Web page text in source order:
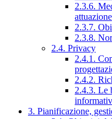
2.3.6.
attuazione
2.3.7.
2.3.8.
2.4. Privacy
2.4.1.
2.4.2.
2.4.3. Le
3. Pianificazione,